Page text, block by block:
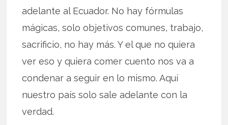
adelante al Ecuador. No hay fórmulas
mágicas, solo objetivos comunes, trabajo,
sacrificio, no hay más. Y el que no quiera
ver eso y quiera comer cuento nos va a
condenar a seguir en lo mismo. Aquí
nuestro país solo sale adelante con la
verdad.